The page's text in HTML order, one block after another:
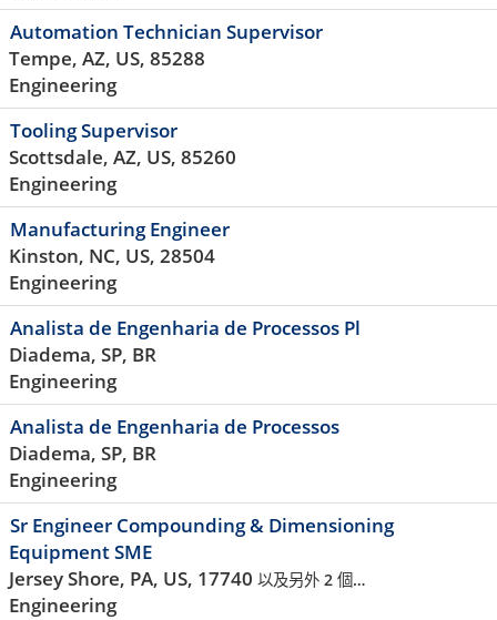
Automation Technician Supervisor
Tempe, AZ, US, 85288
Engineering
Tooling Supervisor
Scottsdale, AZ, US, 85260
Engineering
Manufacturing Engineer
Kinston, NC, US, 28504
Engineering
Analista de Engenharia de Processos Pl
Diadema, SP, BR
Engineering
Analista de Engenharia de Processos
Diadema, SP, BR
Engineering
Sr Engineer Compounding & Dimensioning
Equipment SME
Jersey Shore, PA, US, 17740 以及另外 2 個…
Engineering